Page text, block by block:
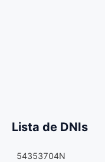
Lista de DNIs
54353704N